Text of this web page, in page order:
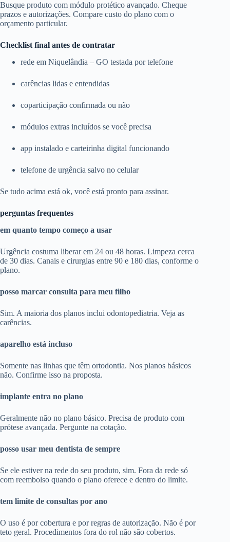
Busque produto com módulo protético avançado. Cheque
prazos e autorizações. Compare custo do plano com o
orçamento particular.
Checklist final antes de contratar
rede em Niquelândia – GO testada por telefone
carências lidas e entendidas
coparticipação confirmada ou não
módulos extras incluídos se você precisa
app instalado e carteirinha digital funcionando
telefone de urgência salvo no celular
Se tudo acima está ok, você está pronto para assinar.
perguntas frequentes
em quanto tempo começo a usar
Urgência costuma liberar em 24 ou 48 horas. Limpeza cerca
de 30 dias. Canais e cirurgias entre 90 e 180 dias, conforme o
plano.
posso marcar consulta para meu filho
Sim. A maioria dos planos inclui odontopediatria. Veja as
carências.
aparelho está incluso
Somente nas linhas que têm ortodontia. Nos planos básicos
não. Confirme isso na proposta.
implante entra no plano
Geralmente não no plano básico. Precisa de produto com
prótese avançada. Pergunte na cotação.
posso usar meu dentista de sempre
Se ele estiver na rede do seu produto, sim. Fora da rede só
com reembolso quando o plano oferece e dentro do limite.
tem limite de consultas por ano
O uso é por cobertura e por regras de autorização. Não é por
teto geral. Procedimentos fora do rol não são cobertos.